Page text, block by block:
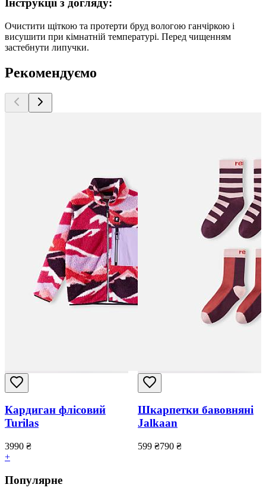
Інструкції з догляду:
Очистити щіткою та протерти бруд вологою ганчіркою і
висушити при кімнатній температурі. Перед чищенням
застебнути липучки.
Рекомендуємо
Кардиган флісовий
Turilas
3990 ₴
+
Шкарпетки бавовняні
Jalkaan
599 ₴790 ₴
Популярне